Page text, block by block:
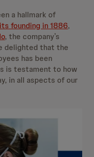
a hallmark of
founding in 1886,
, the company’s
delighted that the
has been
is testament to how
in all aspects of our